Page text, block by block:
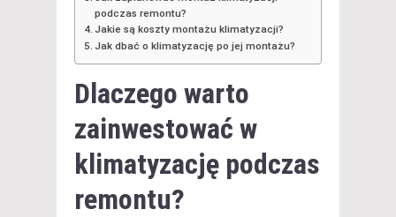
podczas remontu?
Jakie są koszty montażu klimatyzacji?
Jak dbać o klimatyzację po jej montażu?
Dlaczego warto
zainwestować w
klimatyzację podczas
remontu?